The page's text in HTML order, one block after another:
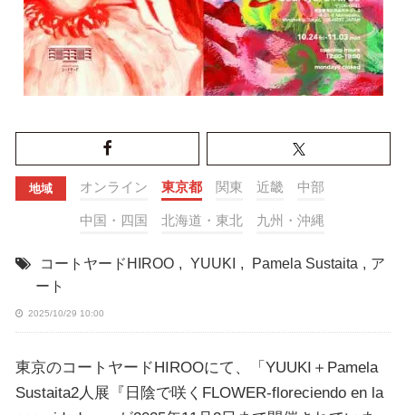
地域 オンライン 東京都 関東 近畿 中部
中国・四国 北海道・東北 九州・沖縄
コートヤードHIROO , YUUKI , Pamela Sustaita , ア
ート
2025/10/29 10:00
東京のコートヤードHIROOにて、「YUUKI＋Pamela
Sustaita2人展『日陰で咲くFLOWER-floreciendo en la